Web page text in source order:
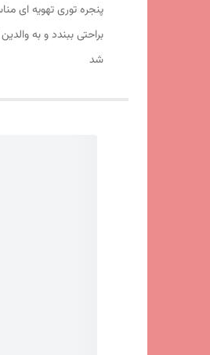
براحتی ببندد و به
شد